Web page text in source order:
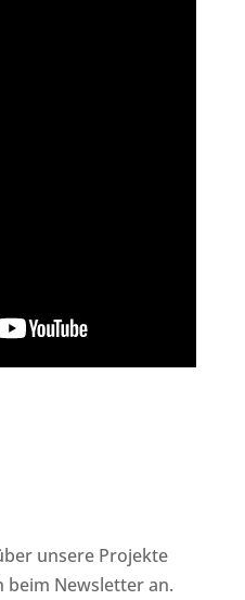
unsere Projekte
beim Newsletter an.